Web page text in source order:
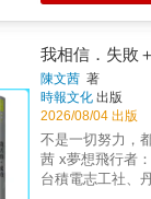
的感覺是什麼？ ▏是否有留一些時間給自己？ ▏我們都知道要愛自己，可為什麼？我們卻愛著那個會傷害我們的人？...... & ◇◇◇ & 從金門漂
流到台北，創辦
他終於願意沉澱
些，都是長大後不小心
明星、名人們對談，在
&hellip;&hellip;黃山
的歷程，也可以稱之為「回家」。 & 我掉眼淚， 是因為我住在一個家
受；原來跟一個
我相信．失敗
陳文茜 著
時報文化 出版
2026/08/04 出版
不是一切努力，都會流失於沙漠。
茜 x夢想飛行者
台積電志工社、丹妮拉．羅斯、肯特．勞森 他們的人生